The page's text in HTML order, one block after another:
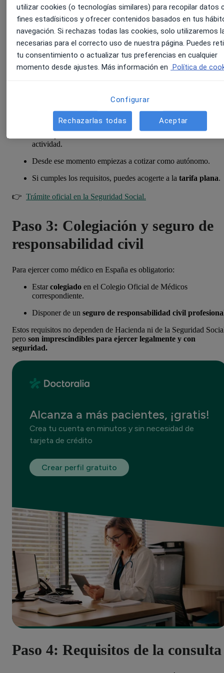
👉 Puedes hacerlo online en lasede electrónica de la Agencia
Tributaria.
Paso 2: Alta en la Seguridad
Social (RETA)
Especial de Trabajadores Autónomos (RETA)
Aspectos clave:
actividad.
Desde ese momento empiezas a cotizar como autónomo.
Si cumples los requisitos, puedes acogerte a la tarifa plana.
👉 Trámite oficial en la Seguridad Social.
Paso 3: Colegiación y seguro de
responsabilidad civil
Para ejercer como médico en España es obligatorio:
Estarcolegiado en el Colegio Oficial de Médicos
correspondiente.
Disponer de un seguro de responsabilidad civil
Estos requisitos no dependen de Hacienda ni de la Seguridad
pero son imprescindibles para ejercer legalmente y con
seguridad.
Alcanza a más pacientes, ¡gratis!
Crea tu cuenta en minutos y sin necesidad de
tarjeta de crédito
Crear perfil gratuito
Paso 4: Requisitos de la consulta
utilizar cookies (o tecnologías similares) para recopilar datos
fines estadísiticos y ofrecer contenidos basados en tus
navegación. Si rechazas todas las cookies, solo utilizaremos
necesarias para el correcto uso de nuestra página. Puedes
tu consentimiento o actualizar tus preferencias en cualquier
momento desde ajustes. Más información en Política de
Configurar
Rechazarlas todas Aceptar